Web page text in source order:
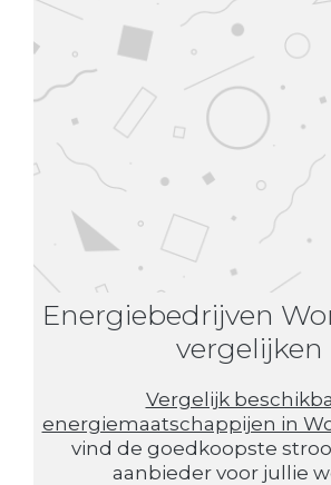
Energiebedrijven
vergelijken
Vergelijk
energiemaatschappijen in
vind de goedkoopste
aanbieder voor jullie